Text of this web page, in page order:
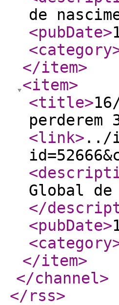
de
<pubDate>
<category
</item>
<item>
<title>
perderem
<link> ../
Global de
</
<pubDate>
<category
</item>
</channel>
</rss>